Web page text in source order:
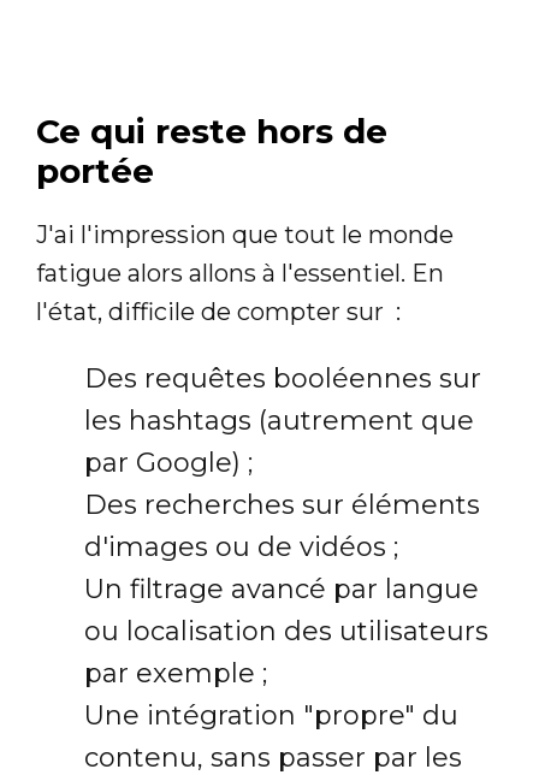
Ce qui reste hors de
portée
J'ai l'impression que tout le monde
fatigue alors allons à l'essentiel. En
l'état, difficile de compter sur :
Des requêtes booléennes sur
les hashtags (autrement que
par Google) ;
Des recherches sur éléments
d'images ou de vidéos ;
Un filtrage avancé par langue
ou localisation des utilisateurs
par exemple ;
Une intégration "propre" du
contenu, sans passer par les